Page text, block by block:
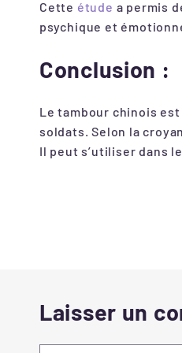
Cette étude a permis
psychique et
Conclusion :
Le tambour chinois
soldats. Selon la
Il peut s’utiliser dans
Laisser un